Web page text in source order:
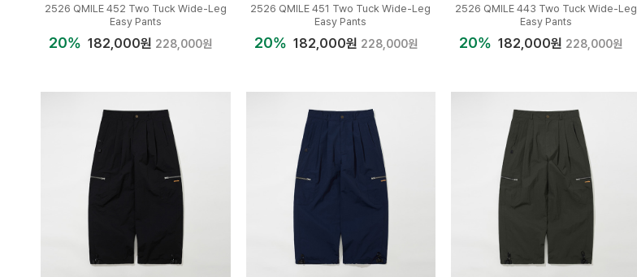
2526 QMILE 452 Two Tuck Wide-Leg
Easy Pants
20% 182,000원 228,000원
2526 QMILE 451 Two Tuck Wide-Leg
Easy Pants
20% 182,000원 228,000원
2526 QMILE 443 Two Tuck Wide-Leg
Easy Pants
20% 182,000원 228,000원